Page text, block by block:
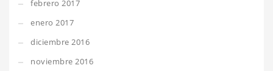
febrero 2017
enero 2017
diciembre 2016
noviembre 2016